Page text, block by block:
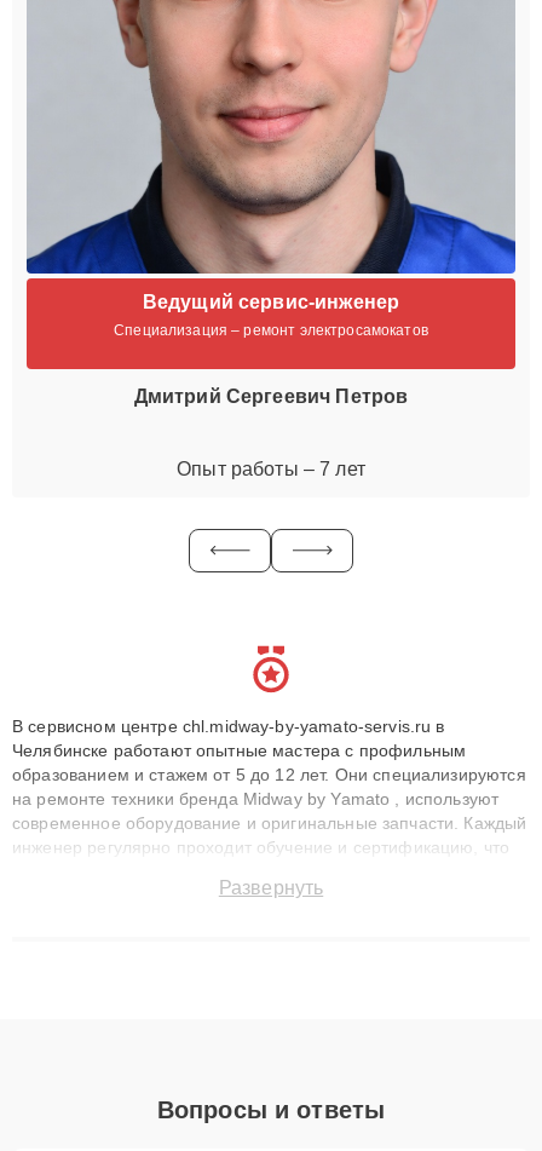
Ведущий сервис-инженер
Специализация – ремонт электросамокатов
Дмитрий Сергеевич Петров
Опыт работы – 7 лет
В сервисном центре chl.midway-by-yamato-servis.ru в
Челябинске работают опытные мастера с профильным
образованием и стажем от 5 до 12 лет. Они специализируются
на ремонте техники бренда Midway by Yamato , используют
современное оборудование и оригинальные запчасти. Каждый
инженер регулярно проходит обучение и сертификацию, что
восстанавливать технику с сохранением гарантии до 3 лет.
Развернуть
Вопросы и ответы